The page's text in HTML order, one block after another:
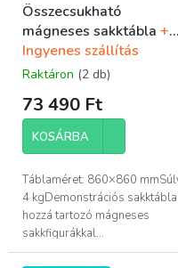
Összecsukható
mágneses sakktábla +
Ingyenes szállítás
Raktáron (2 db)
73 490 Ft
KOSÁRBA
Táblaméret: 860×860
4 kgDemonstrációs sakktábla
hozzá tartozó mágneses
sakkfigurákkal...